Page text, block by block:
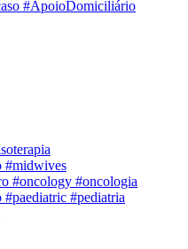
#ApoioDomiciliário
#midwives
#oncology #oncologia
#pediatria